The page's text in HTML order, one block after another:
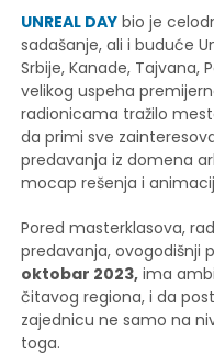
UNREAL DAY bio je
sadašanje, ali i buduće
Srbije, Kanade, Tajvana,
velikog uspeha
radionicama tražilo
da primi sve
predavanja iz domena
mocap rešenja i
Pored masterklasova,
predavanja, ovogodišnji
oktobar 2023, ima
čitavog regiona, i da
zajednicu ne samo na
toga.